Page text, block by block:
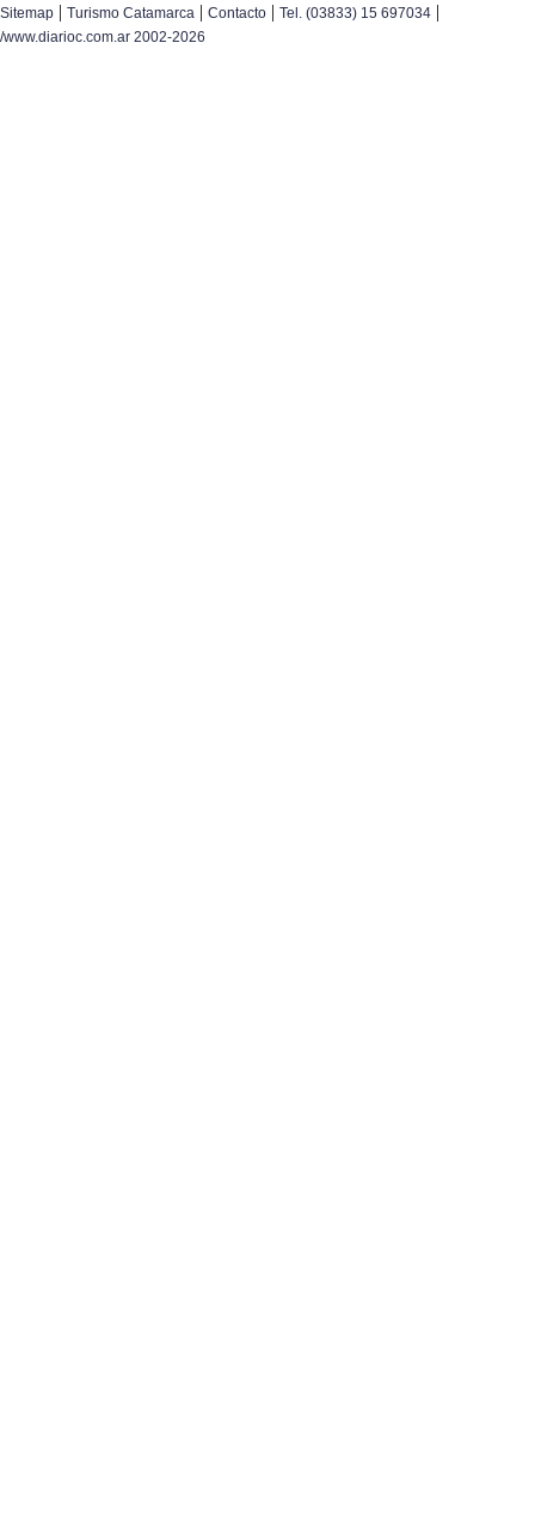
Sitemap | Turismo Catamarca | Contacto | Tel. (03833) 15 697034 |
/www.diarioc.com.ar 2002-2026